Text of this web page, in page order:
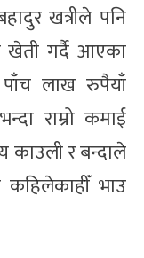
खत्रीले पनि
खेती गर्दै आएका
लाख रुपैयाँ
राम्रो कमाई
र बन्दाले
कहिलेकाहीँ भाउ